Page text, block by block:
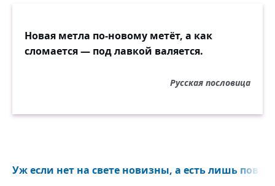
Новая метла по-новому метёт, а как
сломается — под лавкой валяется.
Русская пословица
Уж если нет на свете новизны, а есть лишь